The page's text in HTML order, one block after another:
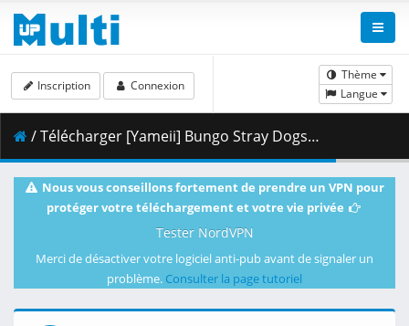
Thème
Langue
Inscription Connexion
/ Télécharger [Yameii] Bungo Stray Dogs - S05E09 [English Dub] [FUNi WEB-DL 1080p] [2369D7E7].mkv.003 ( 354.48 MB )
Nous vous conseillons fortement de prendre un VPN pour
protéger votre téléchargement et votre vie privée
Tester NordVPN
Merci de désactiver votre logiciel anti-pub avant de signaler un
problème. Consulter la page tutoriel